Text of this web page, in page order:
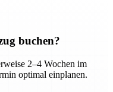
buchen?
2–4 Wochen im
optimal einplanen.